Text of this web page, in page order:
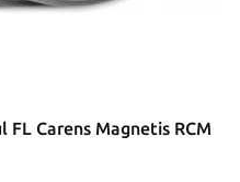
FL Carens Magnetis RCM